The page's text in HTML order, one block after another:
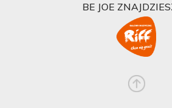
BE JOE